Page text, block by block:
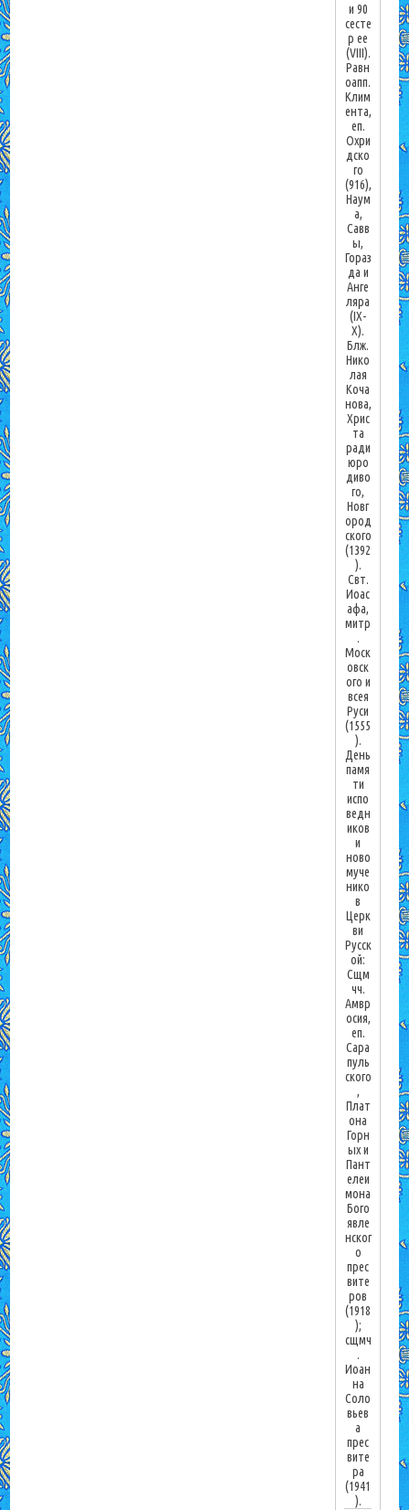
и 90
сесте
р ее
(VIII).
Равн
оапп.
Клим
ента,
еп.
Охри
дско
го
(916),
Наум
а,
Савв
ы,
Гораз
да и
Анге
ляра
(IX-
X).
Блж.
Нико
лая
Коча
нова,
Хрис
та
ради
юро
диво
го,
Новг
ород
ского
(1392
).
Свт.
Иоас
афа,
митр
.
Моск
овск
ого и
всея
Руси
(1555
).
День
памя
ти
испо
ведн
иков
и
ново
муче
нико
в
Церк
ви
Русск
ой:
Сщм
чч.
Амвр
осия,
еп.
Сара
пуль
ского
,
Плат
она
Горн
ых и
Пант
елеи
мона
Бого
явле
нског
о
прес
вите
ров
(1918
);
сщмч
.
Иоан
на
Соло
вьев
а
прес
вите
ра
(1941
).